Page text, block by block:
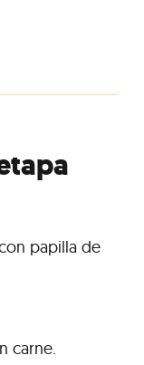
papilla de
carne.